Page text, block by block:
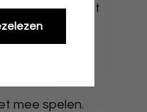
montage kit
laat uw
mee spelen.